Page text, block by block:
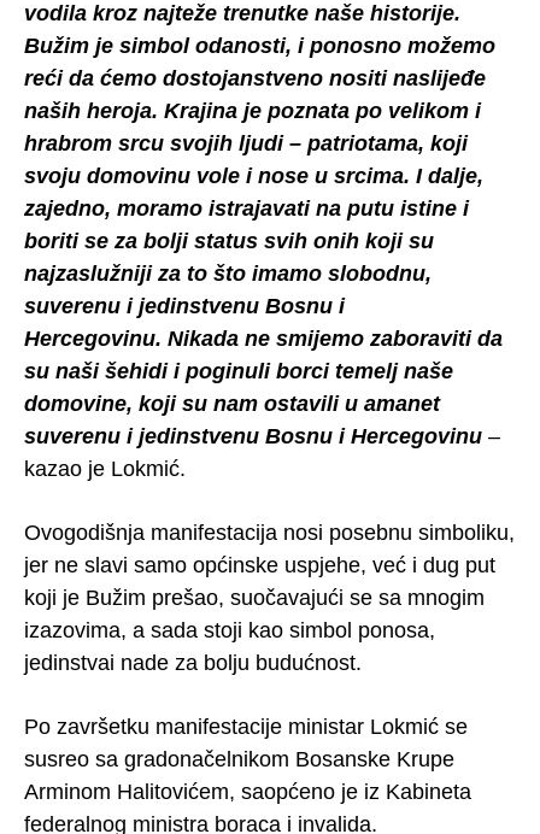
vodila kroz najteže trenutke naše historije.
Bužim je simbol odanosti, i ponosno možemo
reći da ćemo dostojanstveno nositi naslijeđe
naših heroja. Krajina je poznata po velikom i
hrabrom srcu svojih ljudi – patriotama, koji
svoju domovinu vole i nose u srcima. I dalje,
zajedno, moramo istrajavati na putu istine i
boriti se za bolji status svih onih koji su
najzaslužniji za to što imamo slobodnu,
suverenu i jedinstvenu Bosnu i
Hercegovinu. Nikada ne smijemo zaboraviti da
su naši šehidi i poginuli borci temelj naše
domovine, koji su nam ostavili u amanet
suverenu i jedinstvenu Bosnu i Hercegovinu –
kazao je Lokmić.
Ovogodišnja manifestacija nosi posebnu simboliku,
jer ne slavi samo općinske uspjehe, već i dug put
koji je Bužim prešao, suočavajući se sa mnogim
izazovima, a sada stoji kao simbol ponosa,
jedinstvai nade za bolju budućnost.
Po završetku manifestacije ministar Lokmić se
susreo sa gradonačelnikom Bosanske Krupe
Arminom Halitovićem, saopćeno je iz Kabineta
federalnog ministra boraca i invalida.